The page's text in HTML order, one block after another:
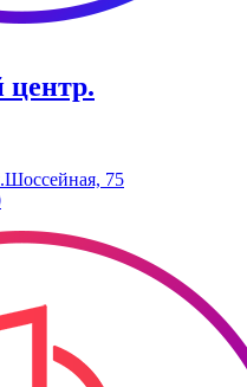
центр.
75